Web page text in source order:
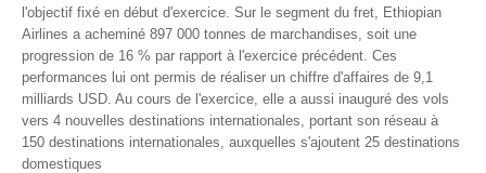
l'objectif fixé en début d'exercice. Sur le segment du fret, Ethiopian
Airlines a acheminé 897 000 tonnes de marchandises, soit une
progression de 16 % par rapport à l'exercice précédent. Ces
performances lui ont permis de réaliser un chiffre d'affaires de 9,1
milliards USD. Au cours de l'exercice, elle a aussi inauguré des vols
vers 4 nouvelles destinations internationales, portant son réseau à
150 destinations internationales, auxquelles s'ajoutent 25 destinations
domestiques